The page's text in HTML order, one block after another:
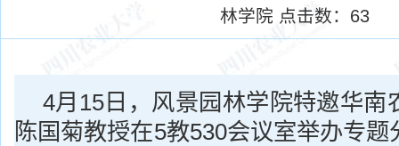
林学院 点击数： 63
4月15日，风景园林学院特邀华南
陈国菊教授在5教530会议室举办专